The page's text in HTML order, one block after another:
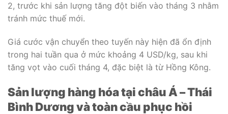
2, trước khi sản lượng tăng đột biến vào tháng 3 nhằm
tránh mức thuế mới.
Giá cước vận chuyển theo tuyến này hiện đã ổn định
trong hai tuần qua ở mức khoảng 4 USD/kg, sau khi
tăng vọt vào cuối tháng 4, đặc biệt là từ Hồng Kông.
Sản lượng hàng hóa tại châu Á – Thái
Bình Dương và toàn cầu phục hồi